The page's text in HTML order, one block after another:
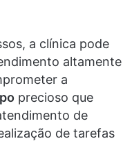
a clínica pode
altamente
a
precioso que
de
de tarefas